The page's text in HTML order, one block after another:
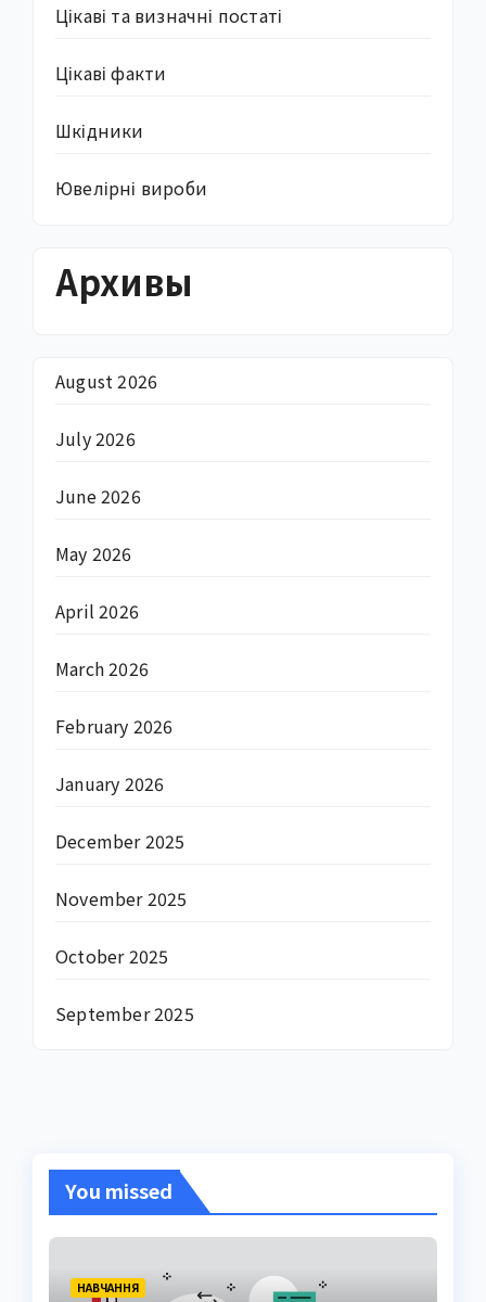
Цікаві та визначні постаті
Цікаві факти
Шкідники
Ювелірні вироби
Архивы
August 2026
July 2026
June 2026
May 2026
April 2026
March 2026
February 2026
January 2026
December 2025
November 2025
October 2025
September 2025
You missed
НАВЧАННЯ